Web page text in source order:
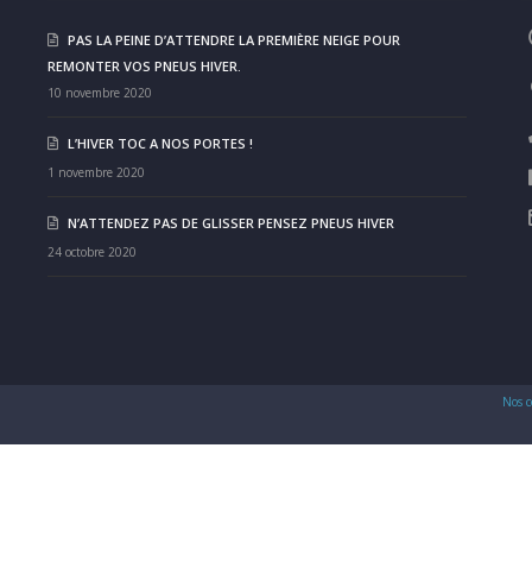
PAS LA PEINE D’ATTENDRE LA PREMIÈRE NEIGE POUR
REMONTER VOS PNEUS HIVER.
10 novembre 2020
L’HIVER TOC A NOS PORTES !
1 novembre 2020
N’ATTENDEZ PAS DE GLISSER PENSEZ PNEUS HIVER
24 octobre 2020
Nos